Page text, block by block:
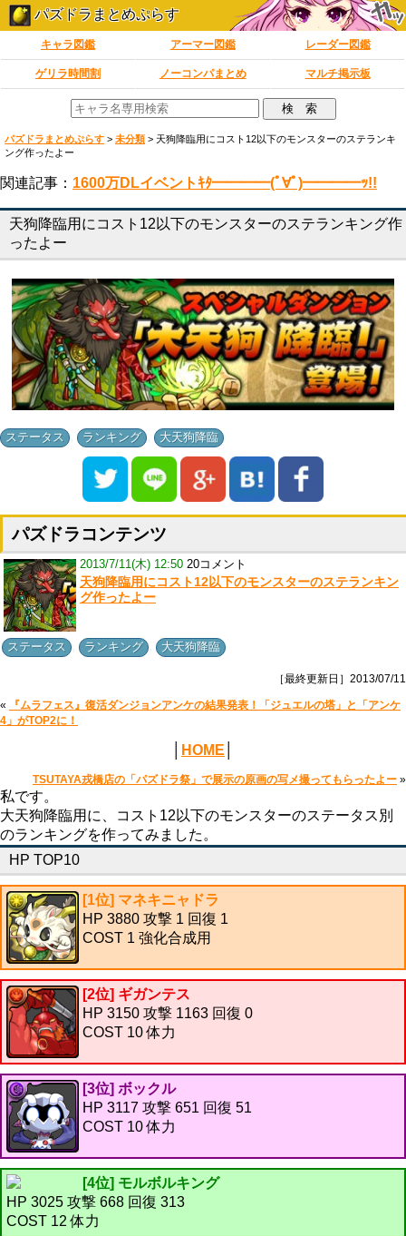
パズドラまとめぷらす
キャラ図鑑 アーマー図鑑 レーダー図鑑
ゲリラ時間割 ノーコンパまとめ マルチ掲示板
パズドラまとめぷらす > 未分類 > 天狗降臨用にコスト12以下のモンスターのステランキ
ング作ったよー
関連記事： 1600万DLイベントｷﾀ━━━━(ﾟ∀ﾟ)━━━━ｯ!!
天狗降臨用にコスト12以下のモンスターのステランキング作
ったよー
ステータス ランキング 大天狗降臨
パズドラコンテンツ
2013/7/11(木) 12:50 20コメント
天狗降臨用にコスト12以下のモンスターのステランキン
グ作ったよー
ステータス ランキング 大天狗降臨
［最終更新日］2013/07/11
«
『ムラフェス』復活ダンジョンアンケの結果発表！「ジュエルの塔」と「アンケ
4」がTOP2に！
HOME
TSUTAYA戎橋店の「パズドラ祭」で展示の原画の写メ撮ってもらったよー »
私です。
大天狗降臨用に、コスト12以下のモンスターのステータス別
のランキングを作ってみました。
HP TOP10
[1位] マネキニャドラ
HP 3880 攻撃 1 回復 1
COST 1 強化合成用
[2位] ギガンテス
HP 3150 攻撃 1163 回復 0
COST 10 体力
[3位] ボックル
HP 3117 攻撃 651 回復 51
COST 10 体力
[4位] モルボルキング
HP 3025 攻撃 668 回復 313
COST 12 体力